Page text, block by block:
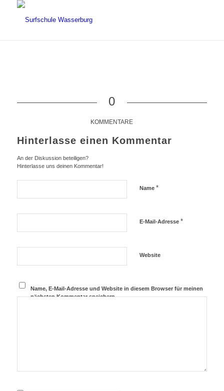
0
KOMMENTARE
Hinterlasse einen Kommentar
An der Diskussion beteiligen?
Hinterlasse uns deinen Kommentar!
Name *
E-Mail-Adresse *
Website
Name, E-Mail-Adresse und Website in diesem Browser für meinen
nächsten Kommentar speichern.